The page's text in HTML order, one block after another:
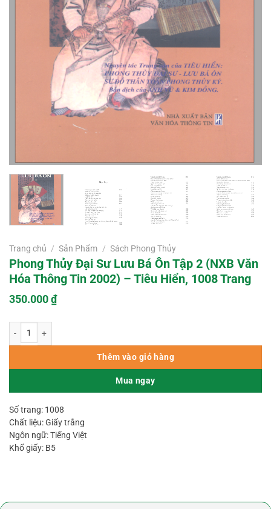
Trang chủ / Sản Phẩm / Sách Phong Thủy
Phong Thủy Đại Sư Lưu Bá Ôn Tập 2 (NXB Văn
Hóa Thông Tin 2002) – Tiêu Hiển, 1008 Trang
350.000₫
Thêm vào giỏ hàng
Mua ngay
Số trang: 1008
Chất liệu: Giấy trắng
Ngôn ngữ: Tiếng Việt
Khổ giấy: B5